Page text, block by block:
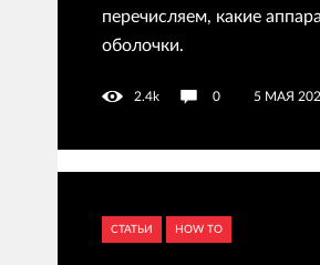
перечисляем, какие
оболочки.
2.4k 0 5 МАЯ
СТАТЬИ HOW TO